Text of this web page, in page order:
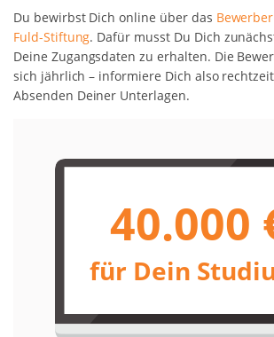
Du bewirbst Dich online über das
Fuld-Stiftung. Dafür musst Du Dich
Deine Zugangsdaten zu erhalten. Die
sich jährlich – informiere Dich also
Absenden Deiner Unterlagen.
40.000
für Dein